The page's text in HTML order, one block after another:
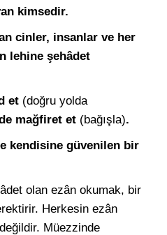
kimsedir.
cinler, insanlar ve her
lehine şehâdet
et (doğru yolda
mağfiret et (bağışla).
kendisine güvenilen bir
olan ezân okumak, bir
Herkesin ezân
Müezzinde